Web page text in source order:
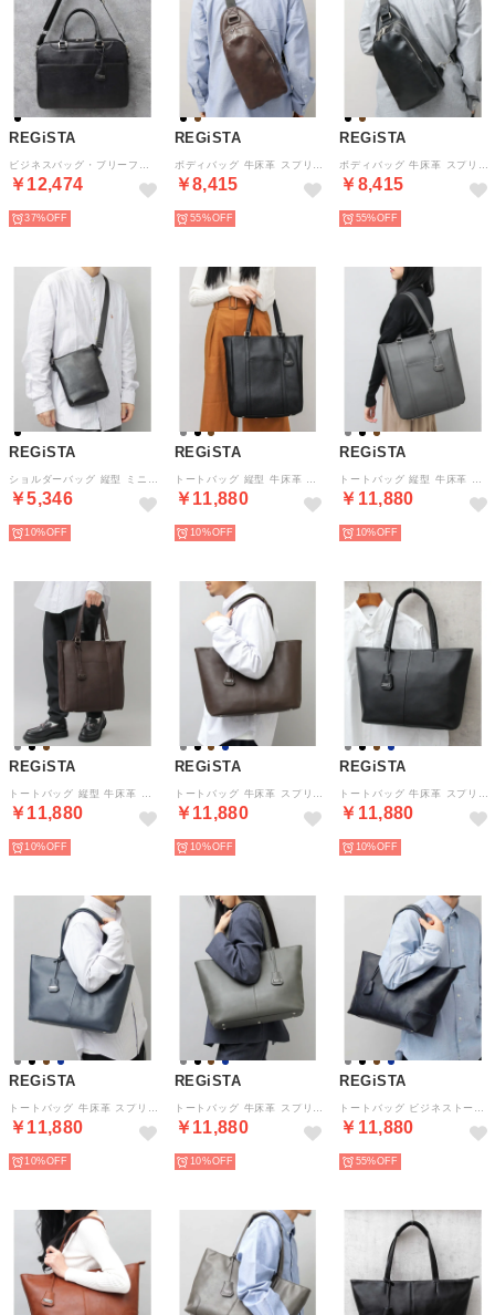
REGiSTA
￥12,474
37%
REGiSTA
￥8,415
55%
REGiSTA
￥8,415
55%
REGiSTA
￥5,346
10%
REGiSTA
￥11,880
10%
REGiSTA
￥11,880
10%
REGiSTA
￥11,880
10%
REGiSTA
￥11,880
10%
REGiSTA
￥11,880
10%
REGiSTA
￥11,880
10%
REGiSTA
￥11,880
10%
REGiSTA
￥11,880
55%